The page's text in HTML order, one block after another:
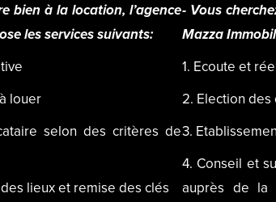
bien à la location, l’agence
les services suivants:
louer
selon des critères de
lieux et remise des clés
- Vous
Mazza
1. Ecoute et
2. Election
3.
4. Conseil et
auprès de la